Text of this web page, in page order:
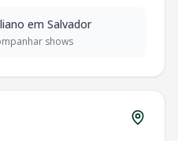
em Salvador
shows